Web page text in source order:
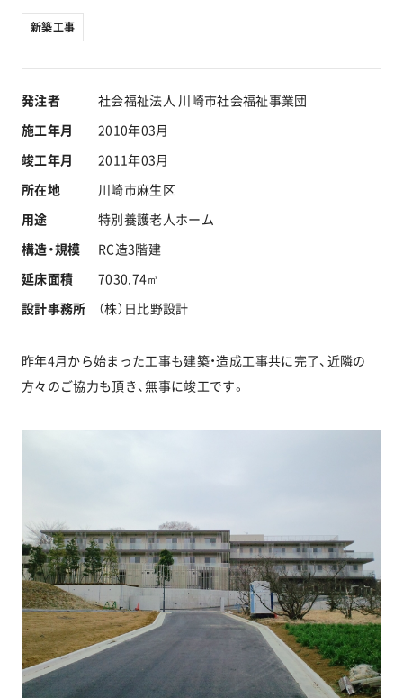
新築工事
発注者
社会福祉法人 川崎市社会福祉事業団
施工年月
2010年03月
竣工年月
2011年03月
所在地
川崎市麻生区
用途
特別養護老人ホーム
構造・規模
RC造3階建
延床面積
7030.74㎡
設計事務所
（株）日比野設計
昨年4月から始まった工事も建築・造成工事共に完了、近隣の
方々のご協力も頂き、無事に竣工です。
関連企業
新着情報
ブログ
採用情報
お問い合わせ